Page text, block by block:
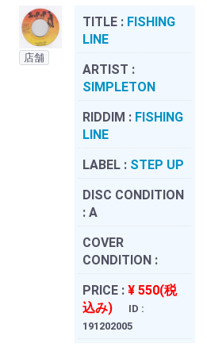
店舗
TITLE : FISHING
LINE
ARTIST :
SIMPLETON
RIDDIM : FISHING
LINE
LABEL : STEP UP
DISC CONDITION
: A
COVER
CONDITION :
PRICE : ¥ 550(税
込み)
ID :
191202005